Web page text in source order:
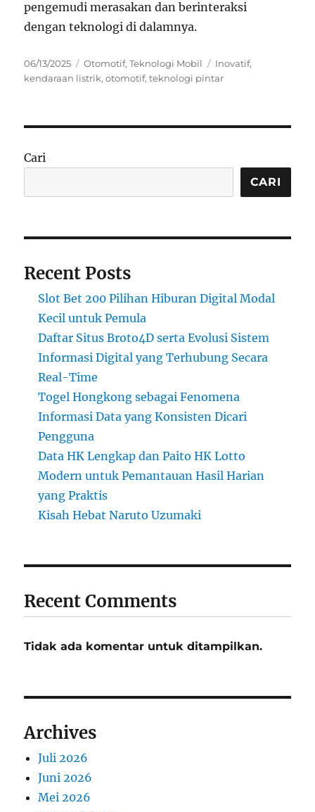
pengemudi merasakan dan berinteraksi
dengan teknologi di dalamnya.
Posted
on
06/13/2025 Categories
Otomotif,Teknologi Mobil Tags
Inovatif,
kendaraan listrik,otomotif,teknologi pintar
Cari
CARI
Recent Posts
Slot Bet 200 Pilihan Hiburan Digital Modal
Kecil untuk Pemula
Daftar Situs Broto4D serta Evolusi Sistem
Informasi Digital yang Terhubung Secara
Real-Time
Togel Hongkong sebagai Fenomena
Informasi Data yang Konsisten Dicari
Pengguna
Data HK Lengkap dan Paito HK Lotto
Modern untuk Pemantauan Hasil Harian
yang Praktis
Kisah Hebat Naruto Uzumaki
Recent Comments
Tidak ada komentar untuk ditampilkan.
Archives
Juli 2026
Juni 2026
Mei 2026